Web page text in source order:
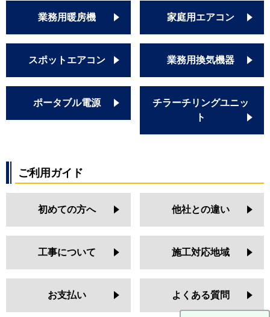
業務用暖房機 家庭用エアコン
スポットエアコン 業務用換気機器
ポータブル電源
チラーチリングユニッ
ト
ご利用ガイド
初めての方へ 他社との違い
工事について 施工対応地域
お支払い よくある質問